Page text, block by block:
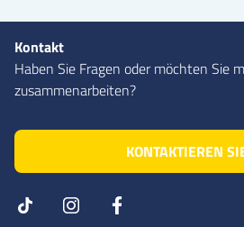
Kontakt
Haben Sie Fragen oder möchten Sie
zusammenarbeiten?
KONTAKTIEREN